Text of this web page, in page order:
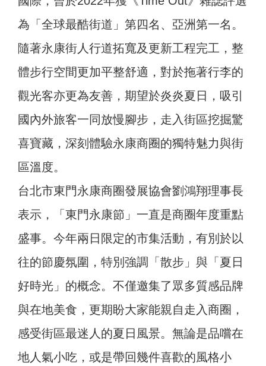
為「全球最酷街道」第四名、亞洲第一名。
隨著永康街人行道拓寬及更新工程完工，整
體步行空間更加平整舒適，對於拖著行李的
觀光客亦更為友善，期望於炎炎夏日，吸引
國內外旅客一同放慢腳步，走入街區挖掘驚
喜寶藏，深刻體驗永康商圈的獨特魅力與街
區溫度。
台北市東門永康商圈發展協會劉鴻翔理事長
表示，「東門永康節」一直是商圈年度重點
盛事。今年兩日限定的市集活動，有別於以
往的節慶氛圍，特別強調「散步」與「夏日
好時光」的概念。不僅邀集了眾多質感品牌
與在地美食，更期盼大家能親自走入商圈，
感受街區最迷人的夏日風景。無論是品嚐在
地人氣小吃，或是帶回幾件喜歡的風格小